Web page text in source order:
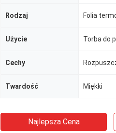
Rodzaj Folia
Użycie Torba do
Cechy
Twardość Miękki
Najlepsza Cena